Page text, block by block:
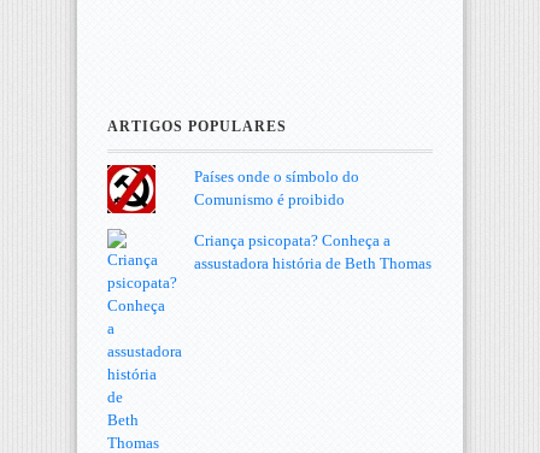
ARTIGOS POPULARES
Países onde o símbolo do
Comunismo é proibido
Criança psicopata? Conheça a
assustadora história de Beth Thomas